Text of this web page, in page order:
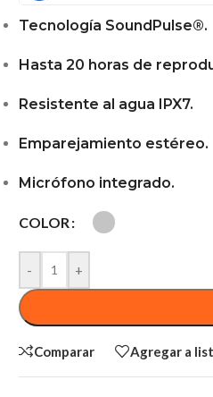
Tecnología SoundPulse®.
Hasta 20 horas de
Resistente al agua IPX7.
Emparejamiento estéreo.
Micrófono integrado.
COLOR
- +
Comparar Agregar a